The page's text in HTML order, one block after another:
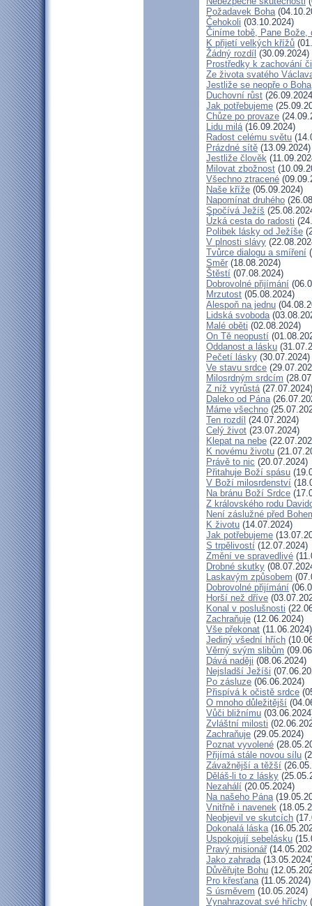
Požadavek Boha
Čehokoli (03.10.2024)
Činíme tobě, Pane Bože,
K přijetí velkých křížů
Žádný rozdíl (30.09.2024)
Prostředky k zachování
Ze života svatého
Jestliže se neopře o Boha
Duchovní růst
Jak potřebujeme
Chůze po provaze
Lidu milá(16.09.2024)
Radost celému světu
Prázdné sítě (13.09.2024)
Jestliže člověk
Milovat zbožnost
Všechno ztracené
Naše kříže (05.09.2024)
Napomínat druhého
Spočívá Ježíš
Úzká cesta do radosti
Polibek lásky od Ježíše
V plnosti slávy
Tvůrce dialogu a smíření
Směr (18.08.2024)
Štěstí (07.08.2024)
Dobrovolné přijímání
Mrzutost (05.08.2024)
Alespoň na jednu
Lidská svoboda
Malé oběti (02.08.2024)
On Tě neopustí
Oddanost a lásku
Pečetí lásky (30.07.2024)
Ve stavu srdce
Milosrdným srdcím
Z níž vyrůstá(27.07.2024)
Daleko od Pána
Máme všechno
Ten rozdíl (24.07.2024)
Celý život (23.07.2024)
Klepat na nebe
K novému životu
Právě to nic (20.07.2024)
Přitahuje Boží spásu
V Boží milosrdenství
Na bránu Boží Srdce
Z královského rodu
Není záslužné před
K životu (14.07.2024)
Jak potřebujeme
S trpělivostí (12.07.2024)
Změní ve spravedlivé
Drobné skutky
Laskavým způsobem
Dobrovolné přijímání
Horší než dříve
Konal v poslušnosti
Zachraňuje (12.06.2024)
Vše překonat (11.06.2024)
Jediný všední hřích
Věrný svým slibům
Dává naději (08.06.2024)
Nejsladší Ježíši
Po zásluze (06.06.2024)
Přispívá k očistě srdce
O mnoho důležitější
Vůči bližnímu
Zvláštní milosti
Zachraňuje (29.05.2024)
Poznat vyvolené
Přijímá stále novou sílu
Závažnější a těžší
Děláš-li to z lásky
Nezahálí (20.05.2024)
Na našeho Pána
Vnitřně i navenek
Neobjevil ve skutcích
Dokonalá láska
Uspokojují sebelásku
Pravý misionář
Jako zahrada
Důvěřujte Bohu
Pro křesťana(11.05.2024)
S úsměvem (10.05.2024)
Vynahrazovat své hříchy